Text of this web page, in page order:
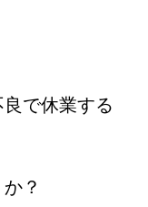
で休業する
？